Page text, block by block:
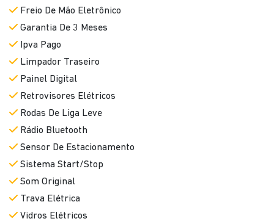
Freio De Mão Eletrônico
Garantia De 3 Meses
Ipva Pago
Limpador Traseiro
Painel Digital
Retrovisores Elétricos
Rodas De Liga Leve
Rádio Bluetooth
Sensor De Estacionamento
Sistema Start/Stop
Som Original
Trava Elétrica
Vidros Elétricos